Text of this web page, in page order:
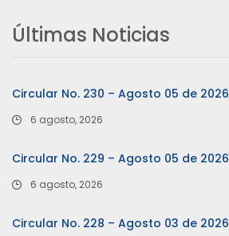
Últimas Noticias
Circular No. 230 – Agosto 05 de 2026
6 agosto, 2026
Circular No. 229 – Agosto 05 de 2026
6 agosto, 2026
Circular No. 228 – Agosto 03 de 2026